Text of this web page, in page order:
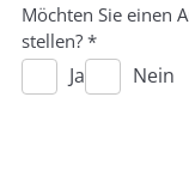
Möchten Sie einen
stellen? *
Ja Nein